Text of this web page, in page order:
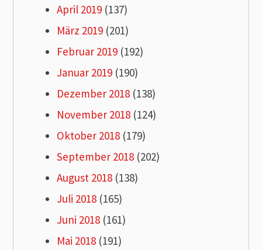
April 2019 (137)
März 2019 (201)
Februar 2019 (192)
Januar 2019 (190)
Dezember 2018 (138)
November 2018 (124)
Oktober 2018 (179)
September 2018 (202)
August 2018 (138)
Juli 2018 (165)
Juni 2018 (161)
Mai 2018 (191)